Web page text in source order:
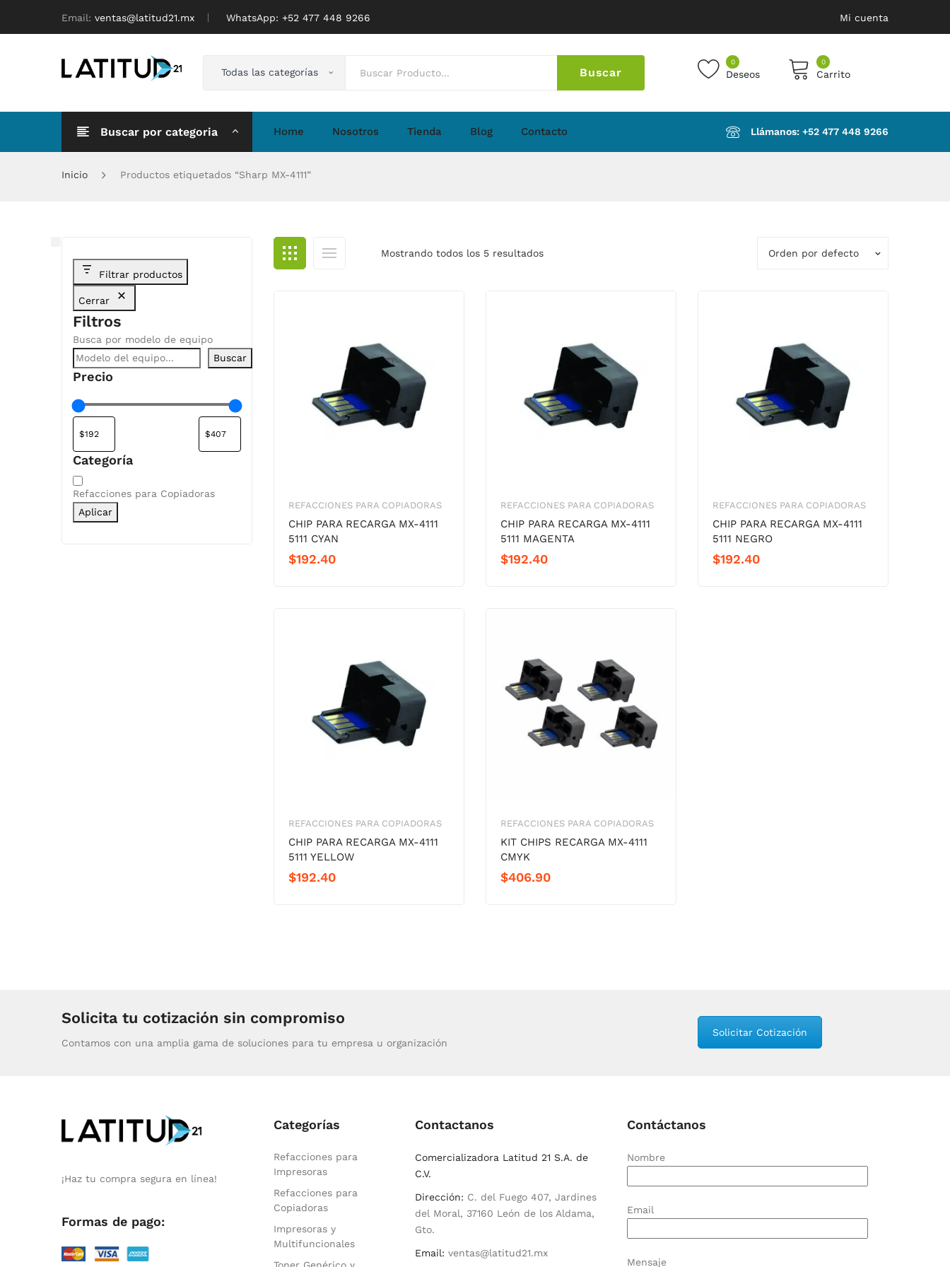
Email: ventas@latitud21.mx WhatsApp: ‪+52 477 448 9266 Mi cuenta
Todas las categorías Buscar
0
Deseos
0
Carrito
No products in the cart.
Buscar por categoria Home Nosotros Tienda Blog Contacto Llámanos: ‪+52 477 448 9266‬
Inicio Productos etiquetados “Sharp MX-4111”
Mostrando todos los 5 resultados Orden por defecto
REFACCIONES PARA COPIADORAS
CHIP PARA RECARGA MX-4111
5111 CYAN
$192.40
REFACCIONES PARA COPIADORAS
CHIP PARA RECARGA MX-4111
5111 MAGENTA
$192.40
REFACCIONES PARA COPIADORAS
CHIP PARA RECARGA MX-4111
5111 NEGRO
$192.40
REFACCIONES PARA COPIADORAS
CHIP PARA RECARGA MX-4111
5111 YELLOW
$192.40
REFACCIONES PARA COPIADORAS
KIT CHIPS RECARGA MX-4111
CMYK
$406.90
Filtrar productos
Cerrar
Filtros
Busca por modelo de equipo
Buscar
Precio
Categoría
Categoría
Refacciones para Copiadoras
Aplicar
Solicita tu cotización sin compromiso
Contamos con una amplia gama de soluciones para tu empresa u organización
Solicitar Cotización
¡Haz tu compra segura en línea!
Formas de pago:
Categorías
Refacciones para
Impresoras
Refacciones para
Copiadoras
Impresoras y
Multifuncionales
Contactanos
Comercializadora Latitud 21 S.A. de
C.V.
Dirección: C. del Fuego 407, Jardines
del Moral, 37160 León de los Aldama,
Gto.
Email: ventas@latitud21.mx
Contáctanos
Nombre
Email
Mensaje